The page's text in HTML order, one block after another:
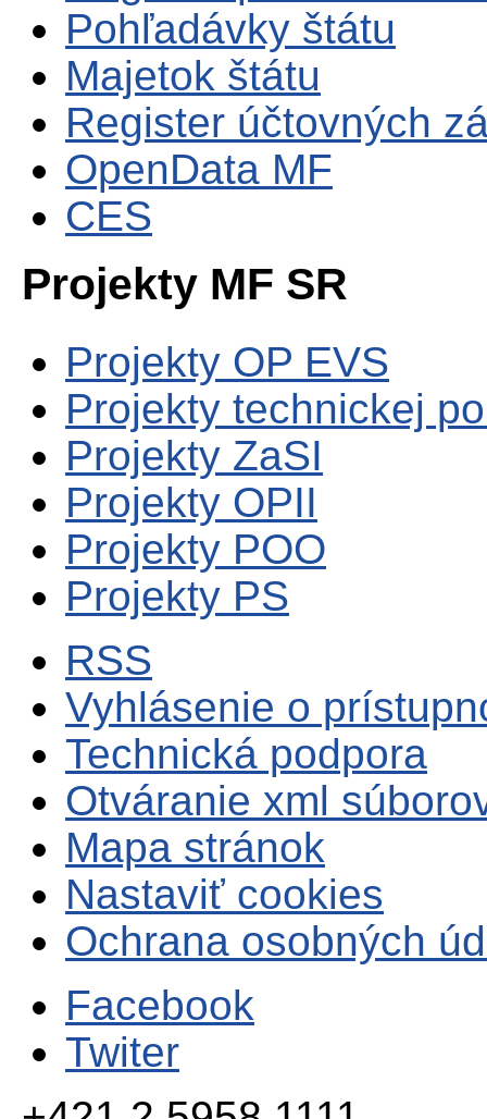
Pohľadávky štátu
Majetok štátu
Register účtovných
OpenData MF
CES
Projekty MF SR
Projekty OP EVS
Projekty technickej
Projekty ZaSI
Projekty OPII
Projekty POO
Projekty PS
RSS
Vyhlásenie o
Technická podpora
Otváranie xml
Mapa stránok
Nastaviť cookies
Ochrana osobných
Facebook
Twiter